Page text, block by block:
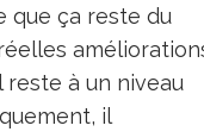
que ça reste du
reste à un niveau
il